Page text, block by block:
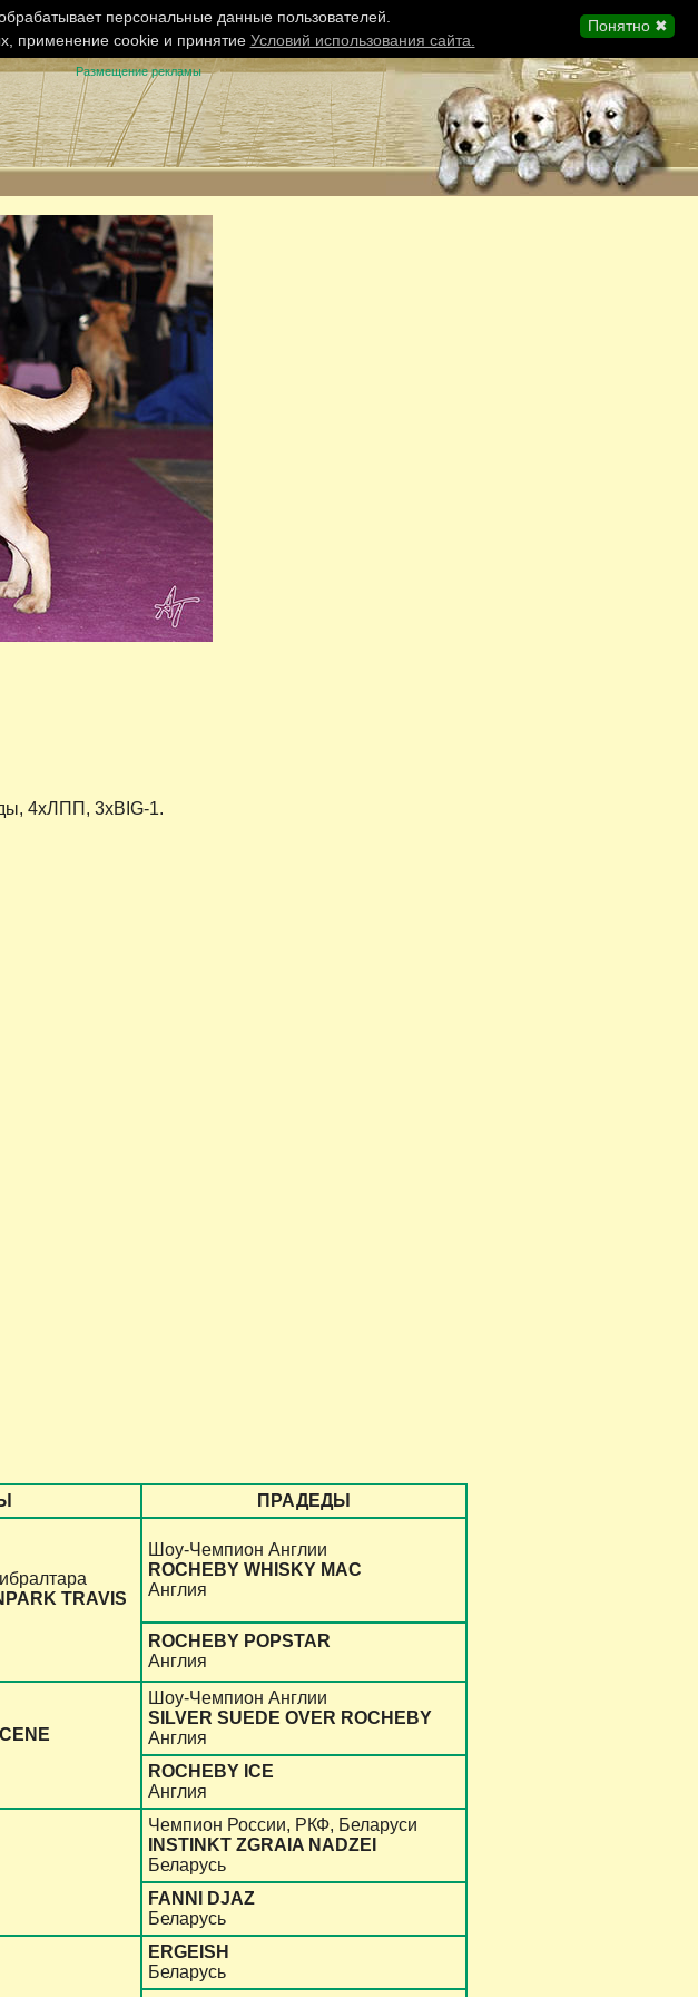
Размещение рекламы
4хЛПП, 3хBIG-1.
ПРАДЕДЫ
TRAVIS
Шоу-Чемпион Англии
ROCHEBY WHISKY MAC
Англия
ROCHEBY POPSTAR
Англия
Шоу-Чемпион Англии
SILVER SUEDE OVER ROCHEBY
Англия
ROCHEBY ICE
Англия
Чемпион России, РКФ, Беларуси
INSTINKT ZGRAIA NADZEI
Беларусь
FANNI DJAZ
Беларусь
ERGEISH
Беларусь
Понятно ✖
персональные данные пользователей.
применение cookie и принятие Условий использования сайта.